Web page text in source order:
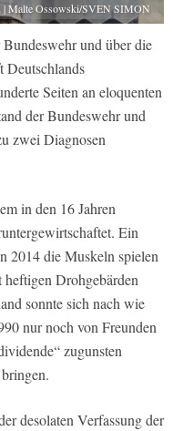
| Malte Ossowski/SVEN SIMON
und über die
Deutschlands
Seiten an eloquenten
der Bundeswehr und
zwei Diagnosen
in den 16 Jahren
Ein
2014 die Muskeln spielen
Drohgebärden
sonnte sich nach wie
nur noch von Freunden
zugunsten
desolaten Verfassung der